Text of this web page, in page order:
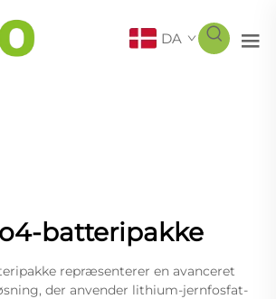
DA
batteripakke
repræsenterer en avanceret
der anvender lithium-jernfosfat-